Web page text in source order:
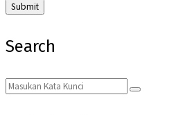
Search
Search
for:
Search